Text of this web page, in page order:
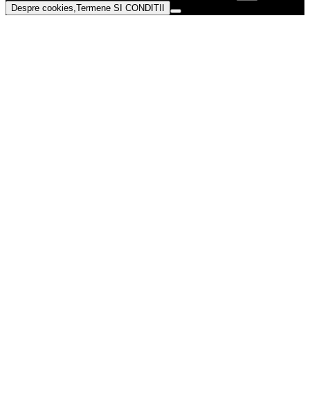
Despre cookies,Termene SI CONDITII